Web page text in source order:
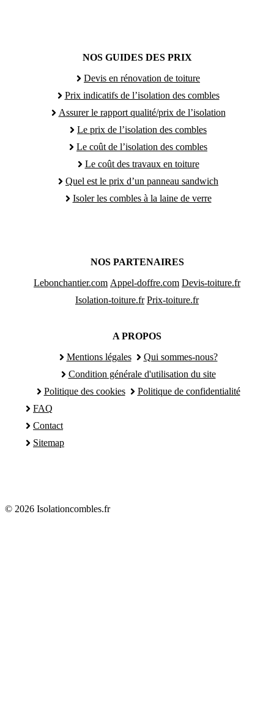
NOS GUIDES DES PRIX
Devis en rénovation de toiture
Prix indicatifs de l’isolation des combles
Assurer le rapport qualité/prix de l’isolation
Le prix de l’isolation des combles
Le coût de l’isolation des combles
Le coût des travaux en toiture
Quel est le prix d’un panneau sandwich
Isoler les combles à la laine de verre
NOS PARTENAIRES
Lebonchantier.com Appel-doffre.com Devis-toiture.fr
Isolation-toiture.fr Prix-toiture.fr
A PROPOS
Mentions légales
Qui sommes-nous?
Condition générale d'utilisation du site
Politique des cookies
Politique de confidentialité
FAQ
Contact
Sitemap
© 2026 Isolationcombles.fr